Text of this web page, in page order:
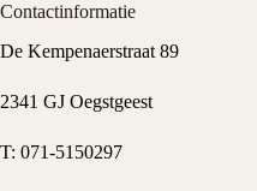
Contactinformatie
De Kempenaerstraat 89
2341 GJ Oegstgeest
T: 071-5150297